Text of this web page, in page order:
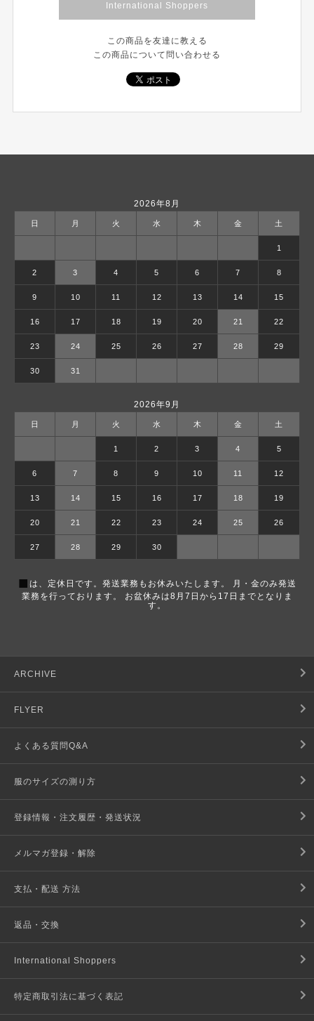
International Shoppers
この商品を友達に教える
この商品について問い合わせる
2026年8月
日 月 火 水 木 金 土
1
2 3 4 5 6 7 8
9 10 11 12 13 14 15
16 17 18 19 20 21 22
23 24 25 26 27 28 29
30 31
2026年9月
日 月 火 水 木 金 土
1 2 3 4 5
6 7 8 9 10 11 12
13 14 15 16 17 18 19
20 21 22 23 24 25 26
27 28 29 30
■ は、定休日です。発送業務もお休みいたします。 月・金のみ発送
業務を行っております。 お盆休みは8月7日から17日までとなりま
す。
ARCHIVE
FLYER
よくある質問Q&A
服のサイズの測り方
登録情報・注文履歴・発送状況
メルマガ登録・解除
支払・配送 方法
返品・交換
International Shoppers
特定商取引法に基づく表記